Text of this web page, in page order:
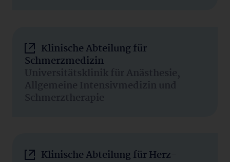
Klinische Abteilung für
Schmerzmedizin
Universitätsklinik für Anästhesie,
Allgemeine Intensivmedizin und
Schmerztherapie
Klinische Abteilung für Herz-